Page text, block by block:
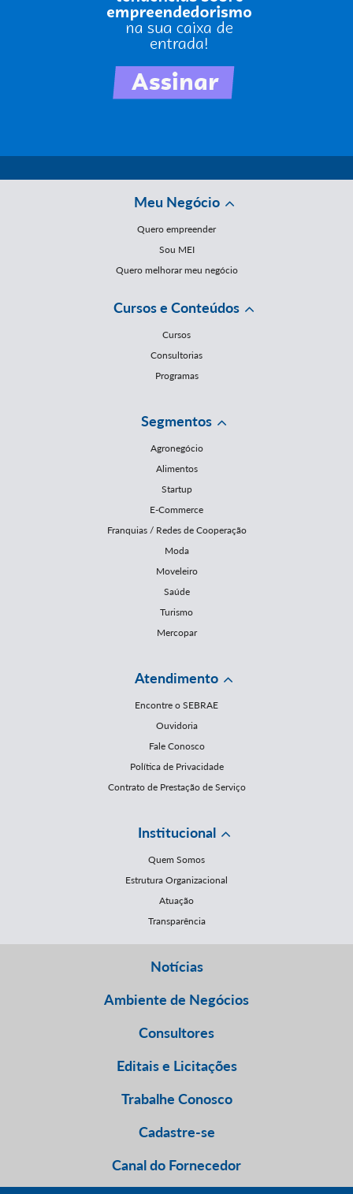
Meu Negócio
Quero empreender
Sou MEI
Quero melhorar meu negócio
Cursos e Conteúdos
Cursos
Consultorias
Programas
Segmentos
Agronegócio
Alimentos
Startup
E-Commerce
Franquias / Redes de Cooperação
Moda
Moveleiro
Saúde
Turismo
Mercopar
Atendimento
Encontre o SEBRAE
Ouvidoria
Fale Conosco
Política de Privacidade
Contrato de Prestação de Serviço
Institucional
Quem Somos
Estrutura Organizacional
Atuação
Transparência
Notícias
Ambiente de Negócios
Consultores
Editais e Licitações
Trabalhe Conosco
Cadastre-se
Canal do Fornecedor